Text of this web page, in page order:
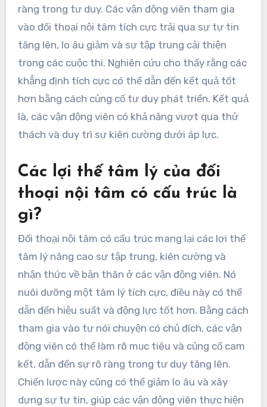
ràng trong tư duy. Các vận động viên tham gia
vào đối thoại nội tâm tích cực trải qua sự tự tin
tăng lên, lo âu giảm và sự tập trung cải thiện
trong các cuộc thi. Nghiên cứu cho thấy rằng các
khẳng định tích cực có thể dẫn đến kết quả tốt
hơn bằng cách củng cố tư duy phát triển. Kết quả
là, các vận động viên có khả năng vượt qua thử
thách và duy trì sự kiên cường dưới áp lực.
Các lợi thế tâm lý của đối
thoại nội tâm có cấu trúc là
gì?
Đối thoại nội tâm có cấu trúc mang lại các lợi thế
tâm lý nâng cao sự tập trung, kiên cường và
nhận thức về bản thân ở các vận động viên. Nó
nuôi dưỡng một tâm lý tích cực, điều này có thể
dẫn đến hiệu suất và động lực tốt hơn. Bằng cách
tham gia vào tự nói chuyện có chủ đích, các vận
động viên có thể làm rõ mục tiêu và củng cố cam
kết, dẫn đến sự rõ ràng trong tư duy tăng lên.
Chiến lược này cũng có thể giảm lo âu và xây
dựng sự tự tin, giúp các vận động viên thực hiện